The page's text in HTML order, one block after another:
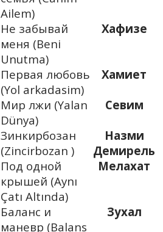
Ailem)
Не забывай
меня (Beni
Unutma)
Хафизе
Первая любовь
(Yol arkadasim)
Хамиет
Мир лжи (Yalan
Dünya)
Севим
Зинкирбозан
(Zincirbozan )
Назми
Демирель
Под одной
крышей (Aynı
Çatı Altında)
Мелахат
Баланс и
маневр (Balans
Зухал